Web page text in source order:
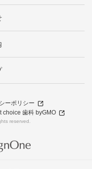
ーポリシー
choice 歯科 byGMO
reserved.